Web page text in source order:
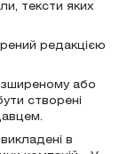
тексти яких
редакцією
або
створені
в